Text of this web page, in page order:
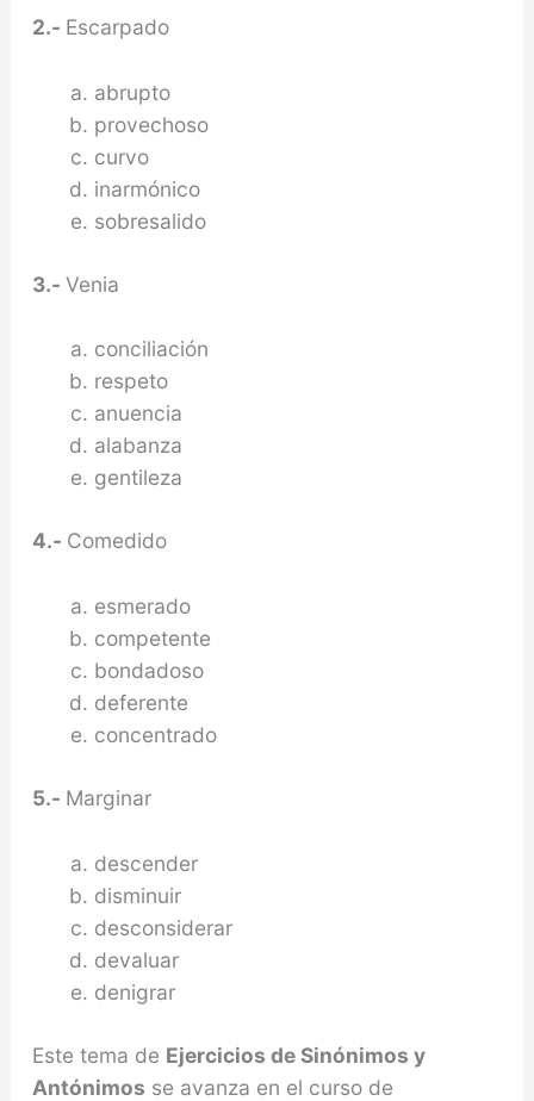
2.- Escarpado
abrupto
provechoso
curvo
inarmónico
sobresalido
3.- Venia
conciliación
respeto
anuencia
alabanza
gentileza
4.- Comedido
esmerado
competente
bondadoso
deferente
concentrado
5.- Marginar
descender
disminuir
desconsiderar
devaluar
denigrar
Este tema de Ejercicios de Sinónimos y
Antónimos se avanza en el curso de